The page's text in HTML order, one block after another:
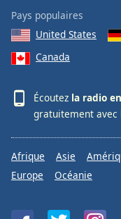
Pays populaires
United States
Canada
Écoutez la radio
gratuitement avec
Afrique Asie
Europe
Océanie